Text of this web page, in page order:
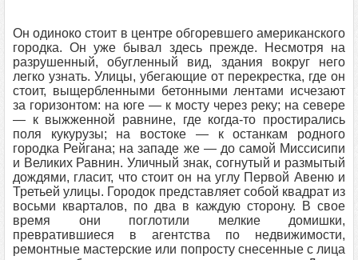
Он одиноко стоит в центре обгоревшего американского
городка. Он уже бывал здесь прежде. Несмотря на
разрушенный, обугленный вид, здания вокруг него
легко узнать. Улицы, убегающие от перекрестка, где он
стоит, выщербленными бетонными лентами исчезают
за горизонтом: на юге — к мосту через реку; на севере
— к выжженной равнине, где когда-то простирались
поля кукурузы; на востоке — к останкам родного
городка Рейгана; на западе же — до самой Миссисипи
и Великих Равнин. Уличный знак, согнутый и размытый
дождями, гласит, что стоит он на углу Первой Авеню и
Третьей улицы. Городок представляет собой квадрат из
восьми кварталов, по два в каждую сторону. В свое
время они поглотили мелкие домишки,
превратившиеся в агентства по недвижимости,
ремонтные мастерские или попросту снесенные с лица